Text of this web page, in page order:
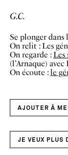
G.C.
Se plonger dans
On relit : Les
On regarde : Les
(l’Arnaque)
On écoute :le
AJOUTER À
JE VEUX PLUS